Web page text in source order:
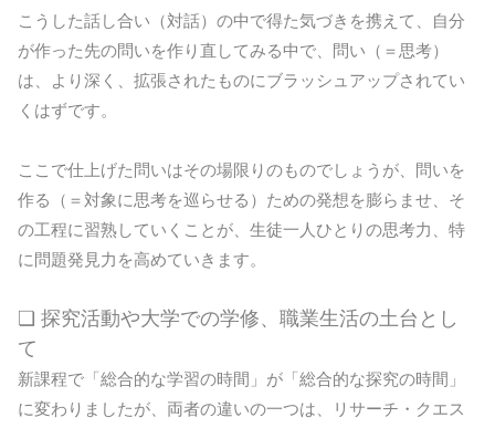
こうした話し合い（対話）の中で得た気づきを携えて、自分
が作った先の問いを作り直してみる中で、問い（＝思考）
は、より深く、拡張されたものにブラッシュアップされてい
くはずです。
ここで仕上げた問いはその場限りのものでしょうが、問いを
作る（＝対象に思考を巡らせる）ための発想を膨らませ、そ
の工程に習熟していくことが、生徒一人ひとりの思考力、特
に問題発見力を高めていきます。
❏ 探究活動や大学での学修、職業生活の土台とし
て
新課程で「総合的な学習の時間」が「総合的な探究の時間」
に変わりましたが、両者の違いの一つは、リサーチ・クエス